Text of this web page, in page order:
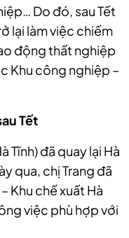
Do đó, sau Tết
lại làm việc chiếm
động thất nghiệp
Khu công nghiệp –
Tết
Tĩnh) đã quay lại Hà
qua, chị Trang đã
Khu chế xuất Hà
việc phù hợp với